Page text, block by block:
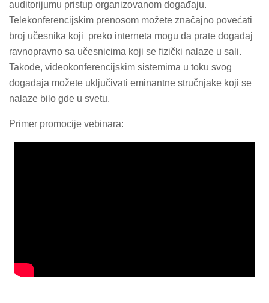
auditorijumu pristup organizovanom događaju.
Telekonferencijskim prenosom možete značajno povećati
broj učesnika koji preko interneta mogu da prate događaj
ravnopravno sa učesnicima koji se fizički nalaze u sali.
Takođe, videokonferencijskim sistemima u toku svog
događaja možete uključivati eminantne stručnjake koji se
nalaze bilo gde u svetu.
Primer promocije vebinara: